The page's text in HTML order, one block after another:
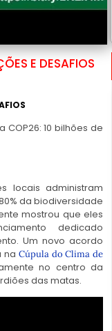
E DESAFIOS
10 bilhões de
locais administram
da biodiversidade
mostrou que eles
dedicado
Um novo acordo
na Cúpula do Clima de
no centro da
das matas.